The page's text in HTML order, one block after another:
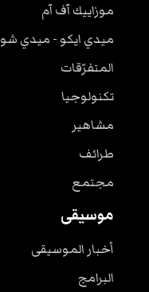
موزاييك آف آم
ميدي ايكو - ميدي شو
المتفرّقات
تكنولوجيا
مشاهير
طرائف
مجتمع
موسيقى
أخبار الموسيقى
البرامج